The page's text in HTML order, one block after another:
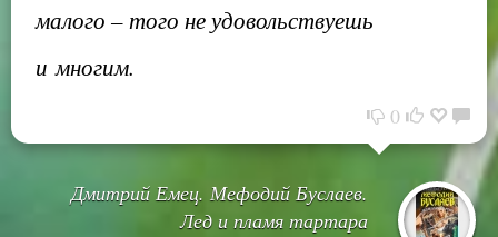
малого – того не удовольствуешь
и многим.
0
Дмитрий Емец. Мефодий Буслаев.
Лед и пламя тартара